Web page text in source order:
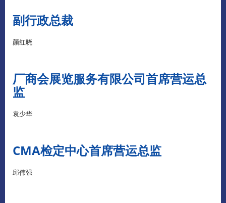
副行政总裁
颜红晓
厂商会展览服务有限公司首席营运总
监
袁少华
CMA检定中心首席营运总监
邱伟强